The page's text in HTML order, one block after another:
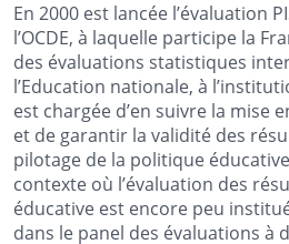
En 2000 est lancée l’évaluation
l’OCDE, à laquelle participe la
des évaluations statistiques
l’Education nationale, à
est chargée d’en suivre la mise
et de garantir la validité des
pilotage de la politique
contexte où l’évaluation des
éducative est encore peu
dans le panel des évaluations à